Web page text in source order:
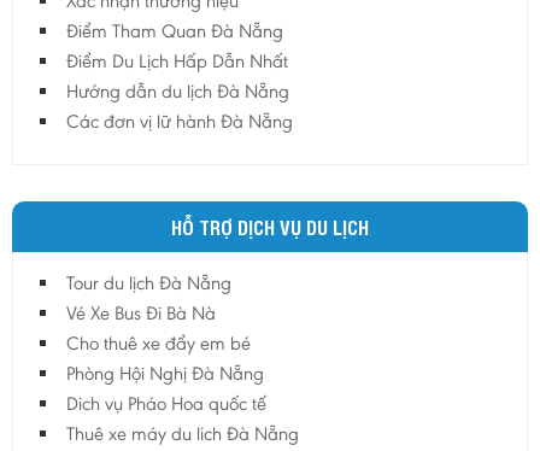
Điểm Tham Quan Đà Nẵng
Điểm Du Lịch Hấp Dẫn Nhất
Hướng dẫn du lịch Đà Nẵng
Các đơn vị lữ hành Đà Nẵng
HỖ TRỢ DỊCH VỤ DU LỊCH
Tour du lịch Đà Nẵng
Vé Xe Bus Đi Bà Nà
Cho thuê xe đẩy em bé
Phòng Hội Nghị Đà Nẵng
Dich vụ Pháo Hoa quốc tế
Thuê xe máy du lich Đà Nẵng